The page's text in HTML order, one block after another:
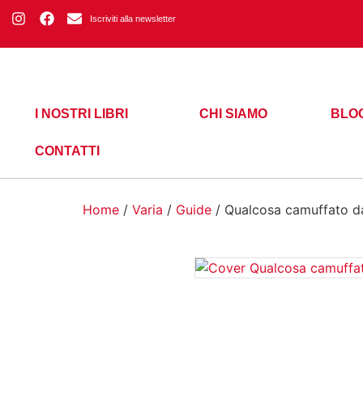
Iscriviti alla newsletter
I NOSTRI LIBRI CHI SIAMO
CONTATTI
Home / Varia / Guide / Qualcosa camuffato